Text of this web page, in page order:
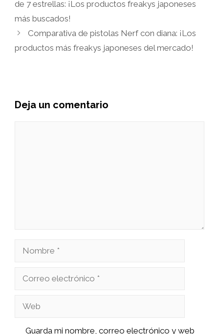
de 7 estrellas: ¡Los productos freakys japoneses
más buscados!
Comparativa de pistolas Nerf con diana: ¡Los
productos más freakys japoneses del mercado!
Deja un comentario
Nombre
Correo
Web
Guarda mi nombre, correo electrónico y web